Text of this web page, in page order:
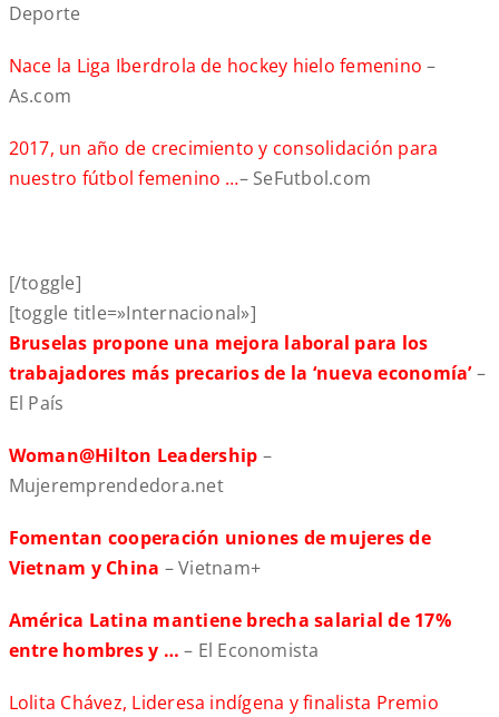
Deporte
Nace la Liga Iberdrola de hockey hielo femenino –
As.com
2017, un año de crecimiento y consolidación para
nuestro fútbol femenino …– SeFutbol.com
[/toggle]
[toggle title=»Internacional»]
Bruselas propone una mejora laboral para los
trabajadores más precarios de la ‘nueva economía’–
El País
Woman@Hilton Leadership –
Mujeremprendedora.net
Fomentan cooperación uniones de mujeres de
Vietnam y China – Vietnam+
América Latina mantiene brecha salarial de 17%
entre hombres y … – El Economista
Lolita Chávez, Lideresa indígena y finalista Premio